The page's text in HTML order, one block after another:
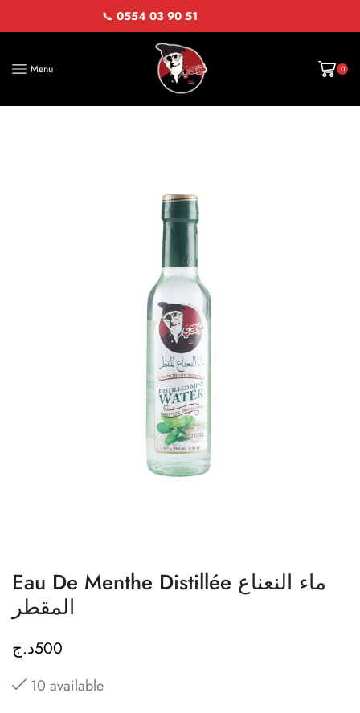
📞 0554 03 90 51
Menu 0
Eau De Menthe Distillée ماء النعناع
المقطر
500د.ج
10 available